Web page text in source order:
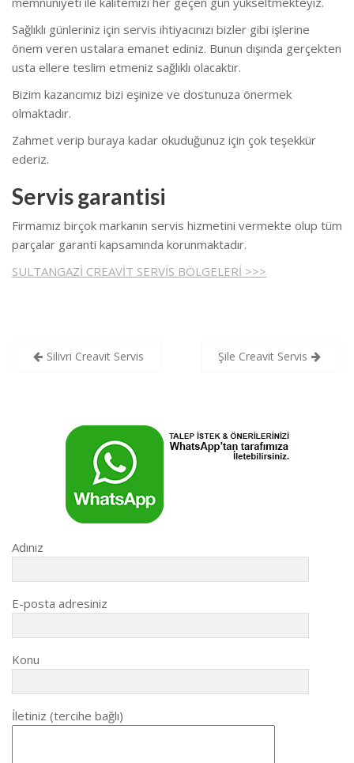
Sağlıklı günleriniz için servis ihtiyacınızı bizler gibi işlerine
önem veren ustalara emanet ediniz. Bunun dışında gerçekten
usta ellere teslim etmeniz sağlıklı olacaktır.
Bizim kazancımız bizi eşinize ve dostunuza önermek
olmaktadır.
Zahmet verip buraya kadar okuduğunuz için çok teşekkür
ederiz.
Servis garantisi
Firmamız birçok markanın servis hizmetini vermekte olup tüm
parçalar garanti kapsamında korunmaktadır.
SULTANGAZİ CREAVİT SERVİS BÖLGELERİ >>>
YazıSilivri Creavit Servis Şile Creavit Servis
Adınız
E-posta adresiniz
Konu
İletiniz (tercihe bağlı)